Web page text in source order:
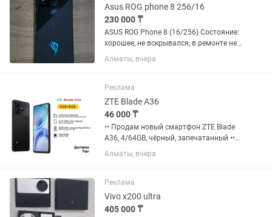
Asus ROG phone 8 256/16
230 000 ₸
ASUS ROG Phone 8 (16/256) Состояние:
хорошее, не вскрывался, в ремонте не
был Характеристики: • 16 ГБ ОЗУ / 256
ГБ • Мощный флагман — тянет любые
AMOLED дисплей,...
Алматы, вчера
Реклама
ZTE Blade A36
46 000 ₸
•• Продам новый смартфон ZTE Blade
A36, 4/64GB, чёрный, запечатанный ••
ДОСТАВКА БЕСПЛАТНАЯ! (Алматы)
частота обновления 90...
Алматы, вчера
Реклама
Vivo x200 ultra
405 000 ₸